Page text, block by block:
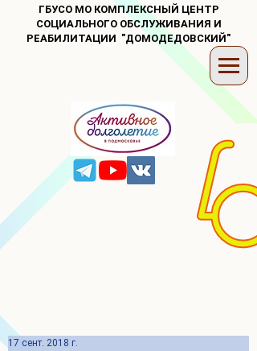
ГБУСО МО КОМПЛЕКСНЫЙ ЦЕНТР
СОЦИАЛЬНОГО ОБСЛУЖИВАНИЯ И
РЕАБИЛИТАЦИИ "ДОМОДЕДОВСКИЙ"
17 сент. 2018 г.